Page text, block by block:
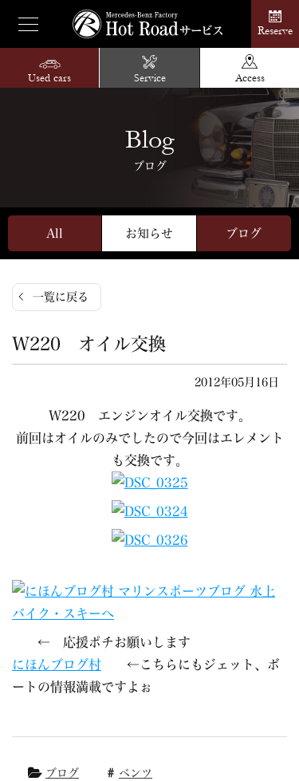
Reserve
Used cars Service Access
Blog
ブログ
All お知らせ ブログ
一覧に戻る
W220 オイル交換
2012年05月16日
W220 エンジンオイル交換です。
前回はオイルのみでしたので今回はエレメント
も交換です。
← 応援ポチお願いします
にほんブログ村 ←こちらにもジェット、ボ
ートの情報満載ですよぉ
ブログ ベンツ